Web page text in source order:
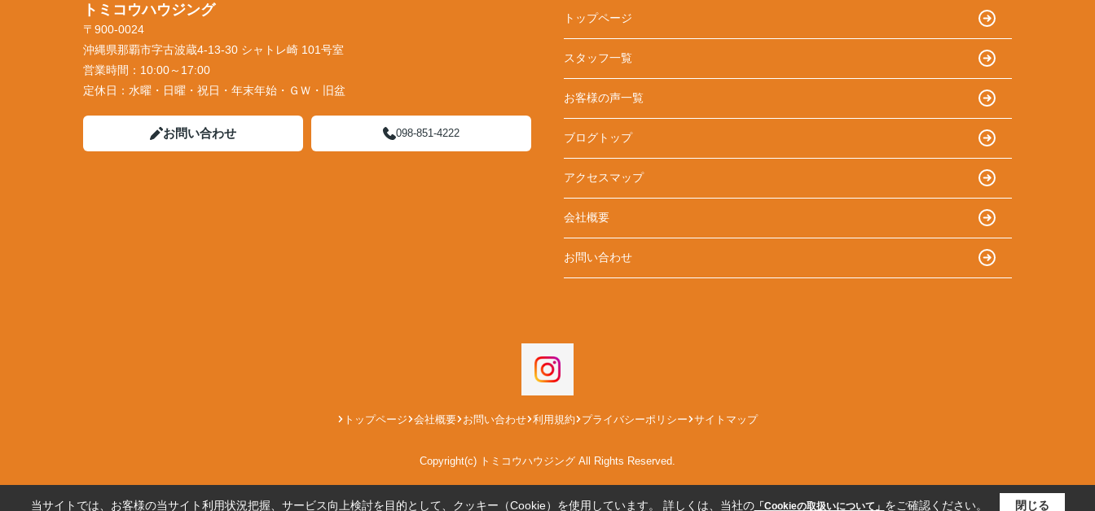
トミコウハウジング
〒900-0024
沖縄県那覇市字古波蔵4-13-30 シャトレ崎 101号室
営業時間： 10:00～17:00
定休日： 水曜・日曜・祝日・年末年始・ＧＷ・旧盆
お問い合わせ 098-851-4222
トップページ
スタッフ一覧
お客様の声一覧
ブログトップ
アクセスマップ
会社概要
お問い合わせ
トップページ 会社概要 お問い合わせ 利用規約 プライバシーポリシー サイトマップ
Copyright(c) トミコウハウジング All Rights Reserved.
当サイトでは、お客様の当サイト利用状況把握、サービス向上検討を目的として、クッキー（Cookie）を使用しています。 詳しくは、当社の「Cookieの取扱いについて」 をご確認ください。 閉じる